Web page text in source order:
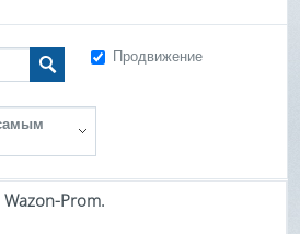
Продвижение
Wazon-Prom.